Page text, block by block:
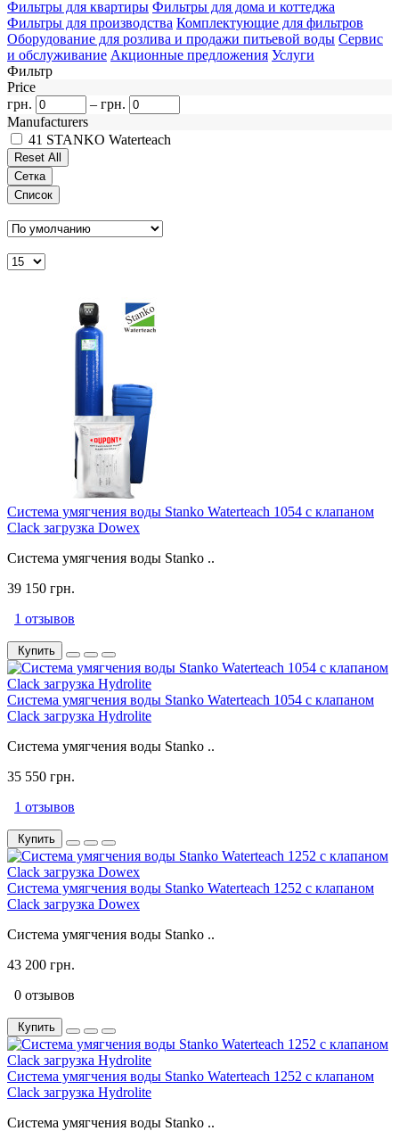
Фильтры для квартиры Фильтры для дома и коттеджа
Фильтры для производства Комплектующие для фильтров
Оборудование для розлива и продажи питьевой воды Сервис
и обслуживание Акционные предложения Услуги
Фильтр
Price
грн.
– грн.
Manufacturers
41 STANKO Waterteach
Сетка
Список
Система умягчения воды Stanko Waterteach 1054 с клапаном
Clack загрузка Dowex
Система умягчения воды Stanko ..
39 150 грн.
1 отзывов
Купить
Система умягчения воды Stanko Waterteach 1054 с клапаном
Clack загрузка Hydrolite
Система умягчения воды Stanko ..
35 550 грн.
1 отзывов
Купить
Система умягчения воды Stanko Waterteach 1252 с клапаном
Clack загрузка Dowex
Система умягчения воды Stanko ..
43 200 грн.
0 отзывов
Купить
Система умягчения воды Stanko Waterteach 1252 с клапаном
Clack загрузка Hydrolite
Система умягчения воды Stanko ..